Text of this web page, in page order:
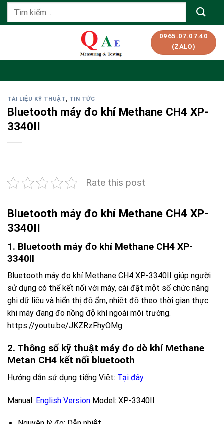
SkipTìm
0965.07.07.40
(ZALO)
TÀI LIỆU KỸ THUẬT, TIN TỨC
Bluetooth máy đo khí Methane CH4 XP-
3340II
Rate this post
Bluetooth máy đo khí Methane CH4 XP-
3340II
1. Bluetooth máy đo khí Methane CH4 XP-
3340II
Bluetooth máy đo khí Methane CH4 XP-3340II giúp người
sử dụng có thể kết nối với máy, cài đặt một số chức năng
ghi dữ liệu và hiển thị độ ẩm, nhiệt độ theo thời gian thực
khi máy đang đo nồng độ khí ngoài môi trường.
https://youtu.be/JKZRzFhyOMg
2. Thông số kỹ thuật máy đo dò khí Methane
Metan CH4 kết nối bluetooth
Hướng dẫn sử dụng tiếng Việt: Tại đây
Manual: English Version Model: XP-3340II